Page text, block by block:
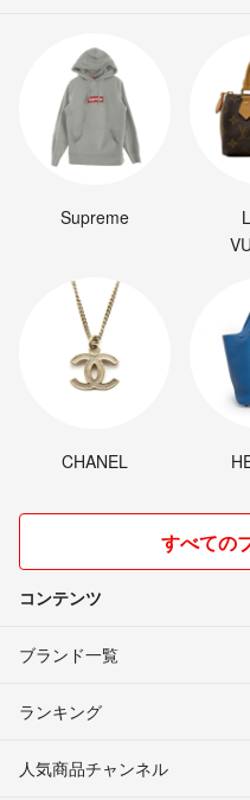
Supreme
CHANEL
すべての
コンテンツ
ブランド一覧
ランキング
人気商品チャンネル